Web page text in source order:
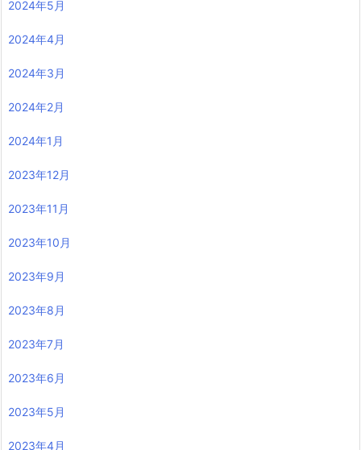
2024年5月
2024年4月
2024年3月
2024年2月
2024年1月
2023年12月
2023年11月
2023年10月
2023年9月
2023年8月
2023年7月
2023年6月
2023年5月
2023年4月